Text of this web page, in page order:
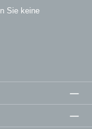
Sie keine